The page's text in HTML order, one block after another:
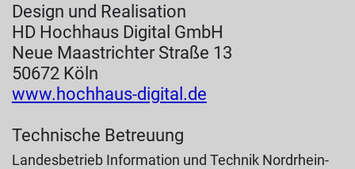
Design und Realisation
HD Hochhaus Digital GmbH
Neue Maastrichter Straße 13
50672 Köln
www.hochhaus-digital.de
Technische Betreuung
Landesbetrieb Information und Technik Nordrhein-